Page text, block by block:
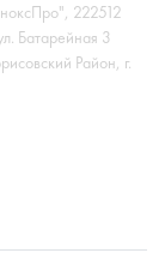
222512
Батарейная 3
Район, г.